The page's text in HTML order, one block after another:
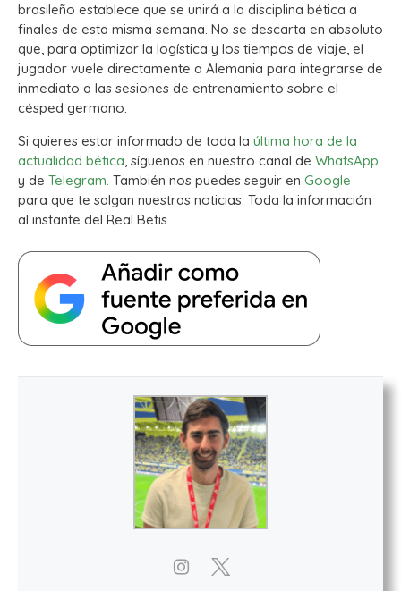
brasileño establece que se unirá a la disciplina bética a
finales de esta misma semana. No se descarta en absoluto
que, para optimizar la logística y los tiempos de viaje, el
jugador vuele directamente a Alemania para integrarse de
inmediato a las sesiones de entrenamiento sobre el
césped germano.
Si quieres estar informado de toda la última hora de la
actualidad bética, síguenos en nuestro canal de WhatsApp
y de Telegram. También nos puedes seguir en Google
para que te salgan nuestras noticias. Toda la información
al instante del Real Betis.